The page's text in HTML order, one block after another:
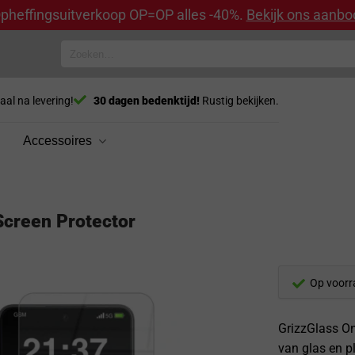
OP=OP alles -40%. Bekijk ons
na levering! 30 dagen bedenktijd! Rustig bekijken.
Accessoires
Protector
Op
GrizzGlass
van glas en